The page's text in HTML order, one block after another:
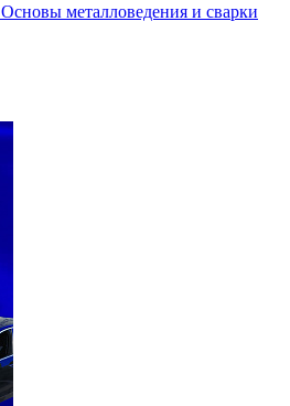
Основы металловедения и сварки